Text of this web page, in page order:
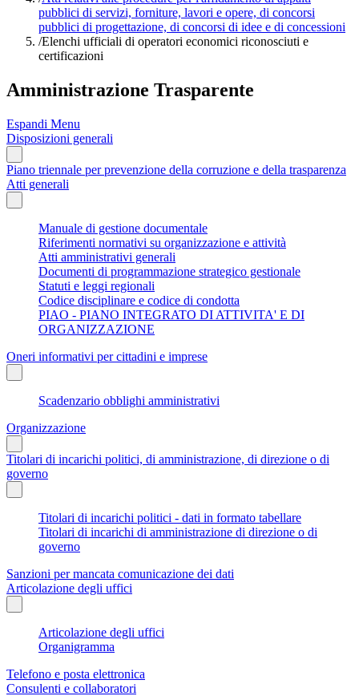
pubblici di servizi, forniture, lavori e opere, di concorsi
pubblici di progettazione, di concorsi di idee e di concessioni
/Elenchi ufficiali di operatori economici riconosciuti e
certificazioni
Amministrazione Trasparente
Espandi Menu
Disposizioni generali
Piano triennale per prevenzione della corruzione e della trasparenza
Atti generali
Manuale di gestione documentale
Riferimenti normativi su organizzazione e attività
Atti amministrativi generali
Documenti di programmazione strategico gestionale
Statuti e leggi regionali
Codice disciplinare e codice di condotta
PIAO - PIANO INTEGRATO DI ATTIVITA' E DI
ORGANIZZAZIONE
Oneri informativi per cittadini e imprese
Scadenzario obblighi amministrativi
Organizzazione
Titolari di incarichi politici, di amministrazione, di direzione o di
governo
Titolari di incarichi politici - dati in formato tabellare
Titolari di incarichi di amministrazione di direzione o di
governo
Sanzioni per mancata comunicazione dei dati
Articolazione degli uffici
Articolazione degli uffici
Organigramma
Telefono e posta elettronica
Consulenti e collaboratori